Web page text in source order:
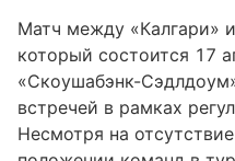
Матч между «Калгари»
который состоится 17
«Скоушабэнк-
встречей в рамках
Несмотря на